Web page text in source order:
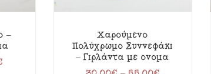
–
Χαρούμενο
Πολύχρωμο Συννεφάκι
– Γιρλάντα με όνομα